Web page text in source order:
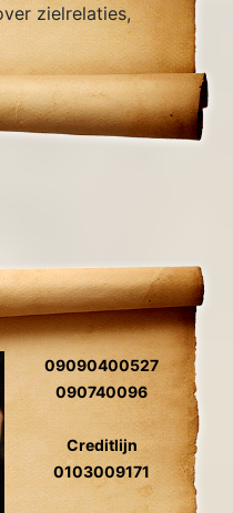
zielrelaties,
van blokkades,
09090400527
090740096
Creditlijn
0103009171